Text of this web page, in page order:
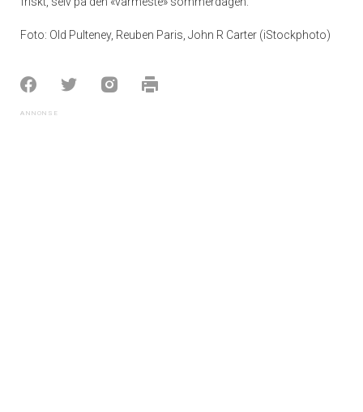
Foto: Old Pulteney, Reuben Paris, John R Carter (iStockphoto)